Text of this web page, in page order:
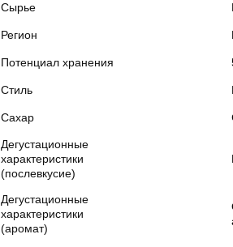
Сырье
Регион
Потенциал хранения
Стиль
Сахар
Дегустационные
характеристики
(послевкусие)
Дегустационные
характеристики
(аромат)